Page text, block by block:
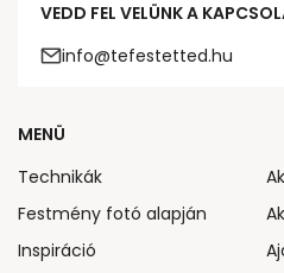
VEDD FEL VELÜNK A
info@tefestetted.hu
MENÜ
Technikák
Festmény fotó alapján
Inspiráció